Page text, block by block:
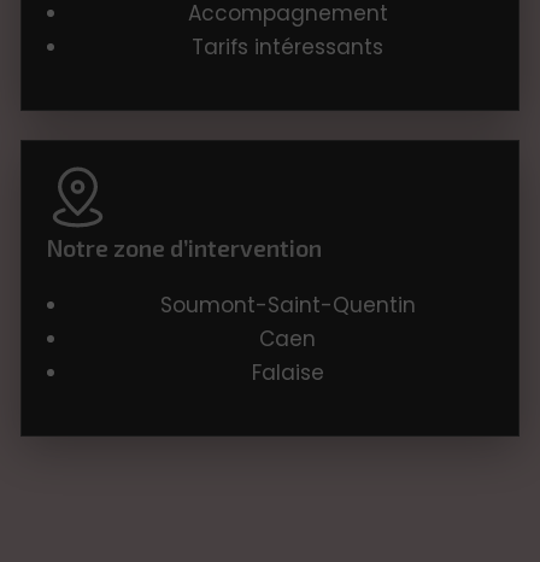
Accompagnement
Tarifs intéressants
Notre zone d’intervention
Soumont-Saint-Quentin
Caen
Falaise